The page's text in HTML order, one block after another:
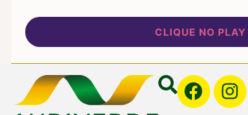
CLIQUE NO PLAY E